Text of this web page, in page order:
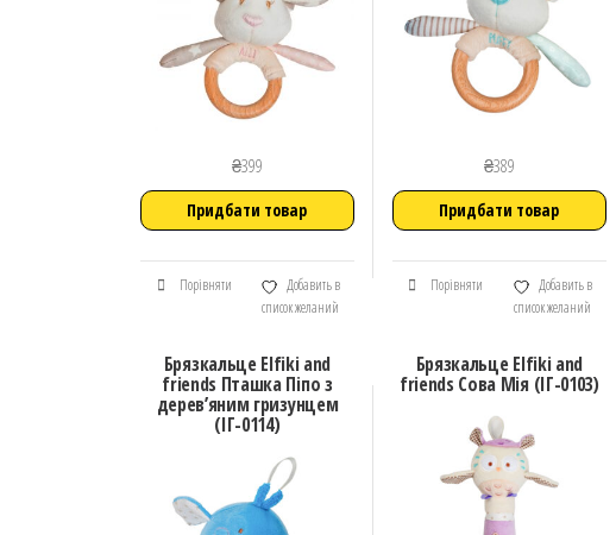
₴399
Придбати товар
Порівняти
Добавить в
список желаний
₴389
Придбати товар
Порівняти
Добавить в
список желаний
Брязкальце Elfiki and
friends Пташка Піпо з
дерев’яним гризунцем
(ІГ-0114)
Брязкальце Elfiki and
friends Сова Мія (ІГ-0103)